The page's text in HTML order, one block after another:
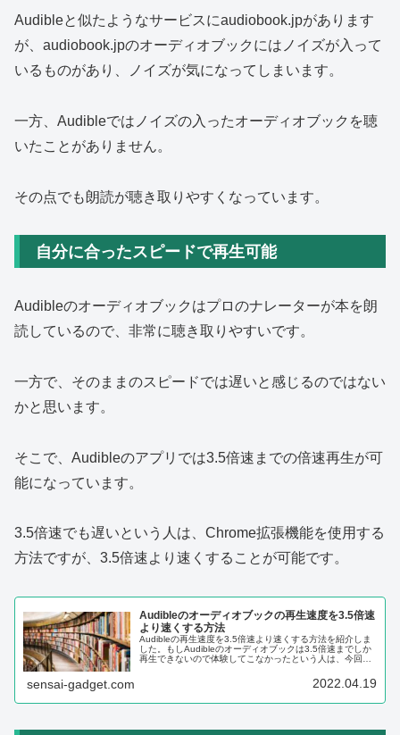
Audibleと似たようなサービスにaudiobook.jpがあります
が、audiobook.jpのオーディオブックにはノイズが入って
いるものがあり、ノイズが気になってしまいます。
一方、Audibleではノイズの入ったオーディオブックを聴
いたことがありません。
その点でも朗読が聴き取りやすくなっています。
自分に合ったスピードで再生可能
Audibleのオーディオブックはプロのナレーターが本を朗
読しているので、非常に聴き取りやすいです。
一方で、そのままのスピードでは遅いと感じるのではない
かと思います。
そこで、Audibleのアプリでは3.5倍速までの倍速再生が可
能になっています。
3.5倍速でも遅いという人は、Chrome拡張機能を使用する
方法ですが、3.5倍速より速くすることが可能です。
Audibleのオーディオブックの再生速度を3.5倍速
より速くする方法
Audibleの再生速度を3.5倍速より速くする方法を紹介しま
した。もしAudibleのオーディオブックは3.5倍速までしか
再生できないので体験してこなかったという人は、今回の
sensai-gadget.com 2022.04.19